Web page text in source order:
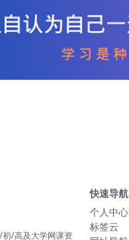
/高及大学网课资
快速导航
个人中心
标签云